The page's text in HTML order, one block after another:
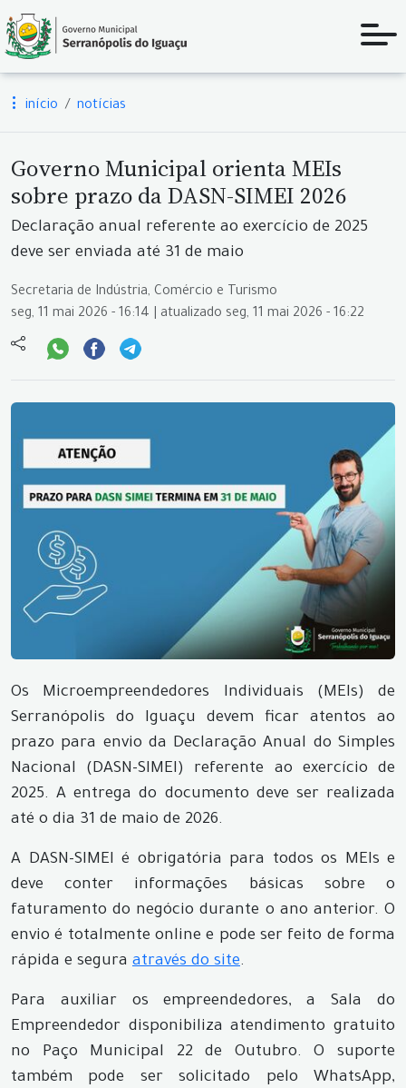
início notícias
Governo Municipal orienta MEIs
sobre prazo da DASN-SIMEI 2026
Declaração anual referente ao exercício de 2025
deve ser enviada até 31 de maio
Secretaria de Indústria, Comércio e Turismo
seg, 11 mai 2026 - 16:14 | atualizado seg, 11 mai 2026 - 16:22
Os Microempreendedores Individuais (MEIs) de
Serranópolis do Iguaçu devem ficar atentos ao
prazo para envio da Declaração Anual do Simples
Nacional (DASN-SIMEI) referente ao exercício de
2025. A entrega do documento deve ser realizada
até o dia 31 de maio de 2026.
A DASN-SIMEI é obrigatória para todos os MEIs e
deve conter informações básicas sobre o
faturamento do negócio durante o ano anterior. O
envio é totalmente online e pode ser feito de forma
rápida e segura através do site.
Para auxiliar os empreendedores, a Sala do
Empreendedor disponibiliza atendimento gratuito
no Paço Municipal 22 de Outubro. O suporte
também pode ser solicitado pelo WhatsApp,